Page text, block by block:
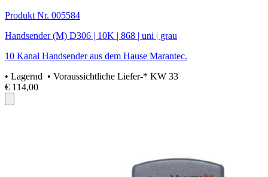
Produkt Nr. 005584
Handsender (M) D306 | 10K | 868 | uni | grau
10 Kanal Handsender aus dem Hause Marantec.
• Lagernd • Voraussichtliche Liefer-* KW 33
€ 114,00